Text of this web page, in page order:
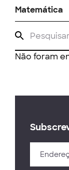
Matemática
Não foram